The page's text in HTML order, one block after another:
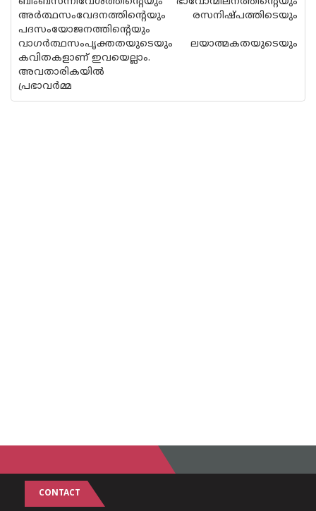
അർത്ഥസംവേദനത്തിൻ്റെയും രസനിഷ്പത്തിടെയും
പദസംയോജനത്തിൻ്റെയും
വാഗർത്ഥസംപൃക്തതയുടെയും ലയാത്മകതയുടെയും
കവിതകളാണ് ഇവയെല്ലാം.
അവതാരികയിൽ
പ്രഭാവർമ്മ
CONTACT